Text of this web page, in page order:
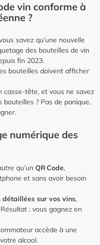
vin conforme à
?
savez qu’une nouvelle
des bouteilles de vin
fin 2023.
bouteilles doivent afficher
casse-tête, et vous ne savez
? Pas de panique,
numérique des
qu’un QR Code,
et sans avoir besoin
sur vos vins,
: vous gagnez en
accède à une
alcool.